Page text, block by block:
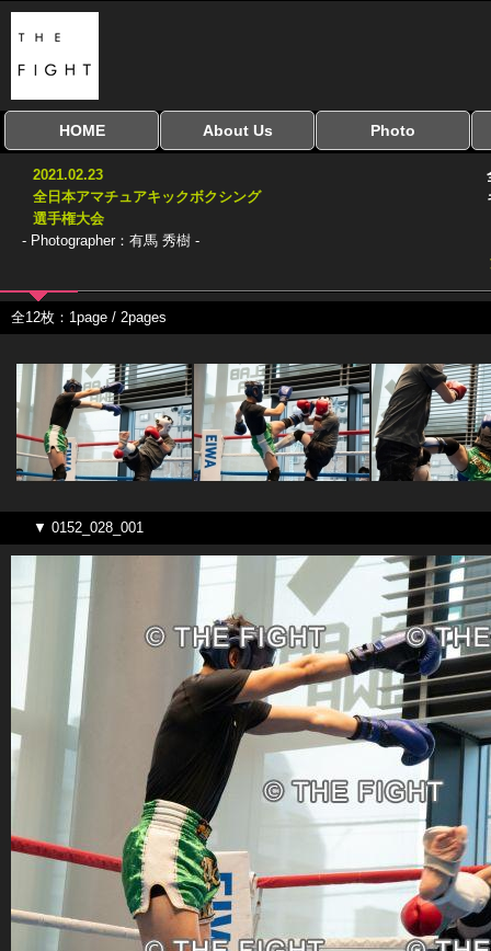
HOME
全興行を表示
ナイスミドル
アマチュアキック
協議会
全日本学生キック
建武館キッズ大会
Bigbang
おやじファイト
About Us Photo
2021.02.23
全日本アマチュアキックボクシング
選手権大会
- Photographer：有馬 秀樹 -
全12枚：1page / 2pages
▼ 0152_028_001